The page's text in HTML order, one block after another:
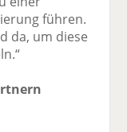
führen.
da, um diese